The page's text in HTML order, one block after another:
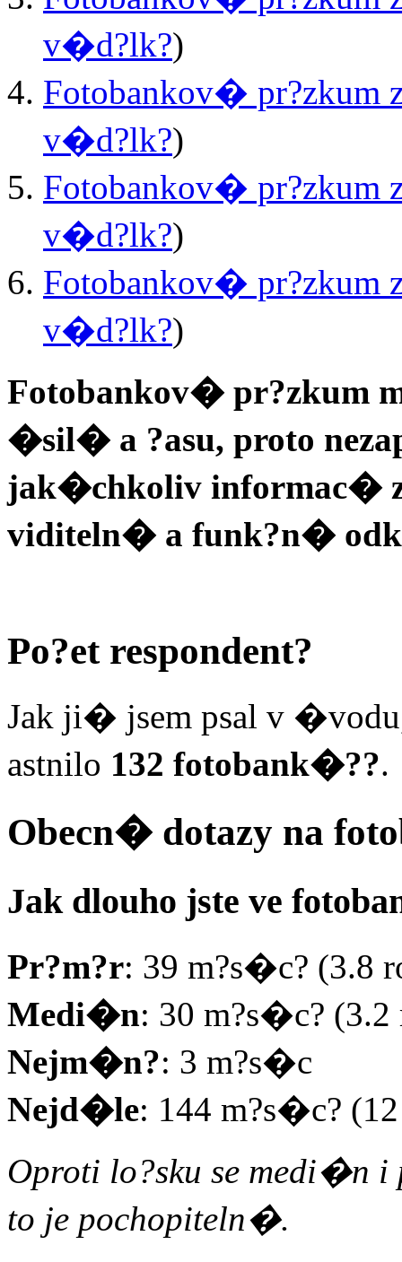
v�d?lk?)
Fotobankov� pr?zkum
v�d?lk?)
Fotobankov� pr?zkum
v�d?lk?)
Fotobankov� pr?zkum
v�d?lk?)
Fotobankov� pr?zkum
�sil� a ?asu, proto
jak�chkoliv informac�
viditeln� a funk?n�
Po?et respondent?
Jak ji� jsem psal v
astnilo 132 fotobank�??.
Obecn� dotazy na
Jak dlouho jste ve
Pr?m?r: 39 m?s�c? (3.8
Medi�n: 30 m?s�c? (3.2
Nejm�n?: 3 m?s�c
Nejd�le: 144 m?s�c?
Oproti lo?sku se medi�n
to je pochopiteln�.